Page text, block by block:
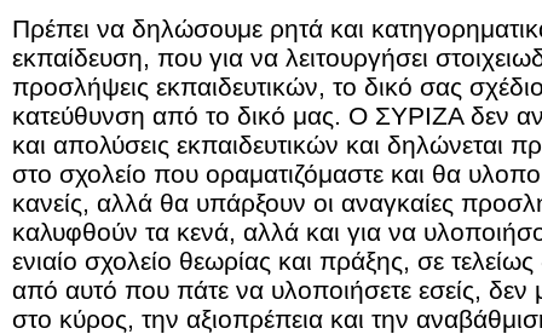
Πρέπει να δηλώσουμε ρητά και
εκπαίδευση, που για να λειτουργήσει
προσλήψεις εκπαιδευτικών, το δικό σας σχέδιο
κατεύθυνση από το δικό μας. Ο ΣΥΡΙΖΑ δεν
και απολύσεις εκπαιδευτικών και δηλώνεται
στο σχολείο που οραματιζόμαστε και θα
κανείς, αλλά θα υπάρξουν οι αναγκαίες
καλυφθούν τα κενά, αλλά και για να
ενιαίο σχολείο θεωρίας και πράξης, σε
από αυτό που πάτε να υλοποιήσετε εσείς, δεν
στο κύρος, την αξιοπρέπεια και την